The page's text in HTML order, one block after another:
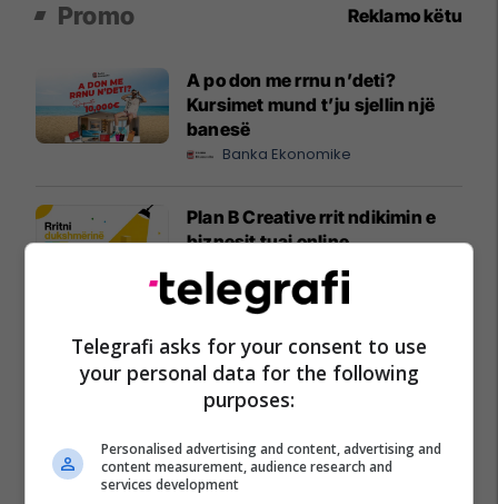
Promo Reklamo këtu
A po don me rrnu n’deti?
Kursimet mund t’ju sjellin një
banesë
Banka Ekonomike
Plan B Creative rrit ndikimin e
biznesit tuaj online
Kosovë? Njihuni me
GjejeMjekun.com
GjejeMjekun
Lokal 517m² me tarracë në shitje
te Rruga C – hapësirë e
Telegrafi asks for your consent to use
your personal data for the following
purposes:
Personalised advertising and content, advertising and
content measurement, audience research and
services development